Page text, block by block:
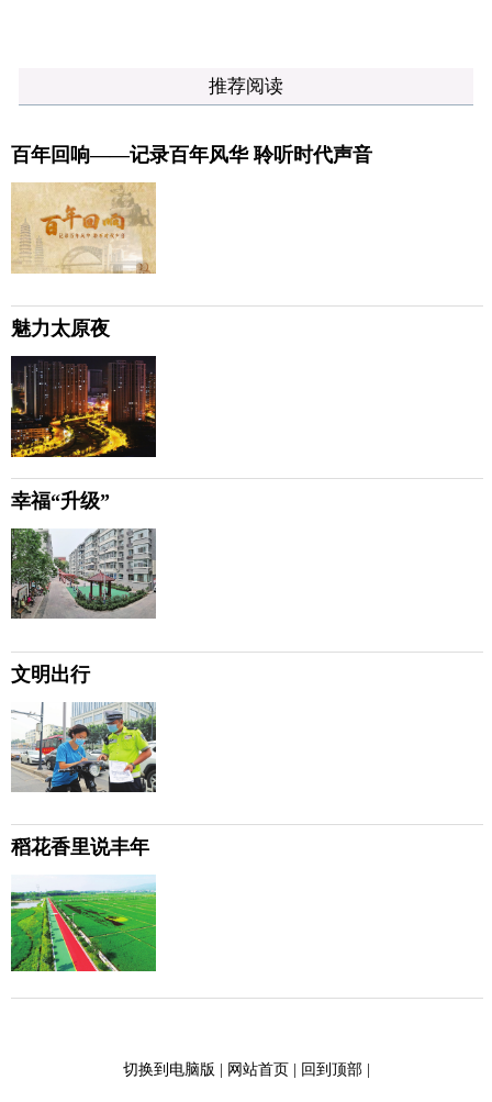
推荐阅读
百年回响——记录百年风华 聆听时代声音
魅力太原夜
幸福“升级”
文明出行
稻花香里说丰年
切换到电脑版 | 网站首页| 回到顶部|